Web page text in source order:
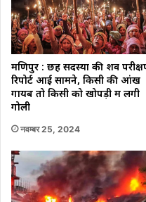
लगी
रोक।
मणिपुर : छह सदस्यों की शव
रिपोर्ट आई सामने, किसी की आंख
गायब तो किसी को खोपड़ी में लगी
गोली
नवम्बर 25, 2024